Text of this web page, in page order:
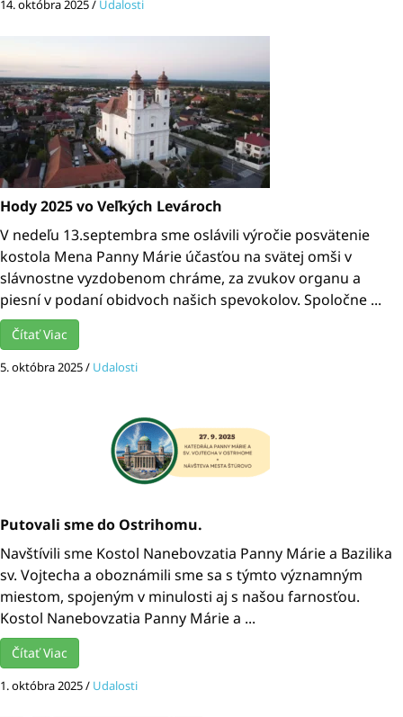
14. októbra 2025/ Udalosti
Hody 2025 vo Veľkých Levároch
V nedeľu 13.septembra sme oslávili výročie posvätenie
kostola Mena Panny Márie účasťou na svätej omši v
slávnostne vyzdobenom chráme, za zvukov organu a
piesní v podaní obidvoch našich spevokolov. Spoločne ...
Čítať Viac
5. októbra 2025/ Udalosti
Putovali sme do Ostrihomu.
Navštívili sme Kostol Nanebovzatia Panny Márie a Bazilika
sv. Vojtecha a oboznámili sme sa s týmto významným
miestom, spojeným v minulosti aj s našou farnosťou.
Kostol Nanebovzatia Panny Márie a ...
Čítať Viac
1. októbra 2025/ Udalosti